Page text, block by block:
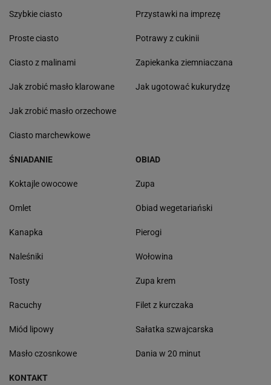
Szybkie ciasto
Proste ciasto
Ciasto z malinami
Jak zrobić masło klarowane
Jak zrobić masło orzechowe
Ciasto marchewkowe
Przystawki na imprezę
Potrawy z cukinii
Zapiekanka ziemniaczana
Jak ugotować kukurydzę
ŚNIADANIE
Koktajle owocowe
Omlet
Kanapka
Naleśniki
Tosty
Racuchy
Miód lipowy
Masło czosnkowe
OBIAD
Zupa
Obiad wegetariański
Pierogi
Wołowina
Zupa krem
Filet z kurczaka
Sałatka szwajcarska
Dania w 20 minut
KONTAKT